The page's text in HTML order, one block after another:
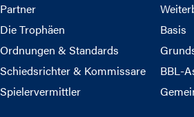
Partner
Die Trophäen
Ordnungen & Standards
Schiedsrichter & Kommissare
Spielervermittler
Basis
BBL-